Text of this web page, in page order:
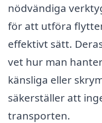
nödvändiga
för att utföra
effektivt sätt.
vet hur man
känsliga eller
säkerställer att
transporten.